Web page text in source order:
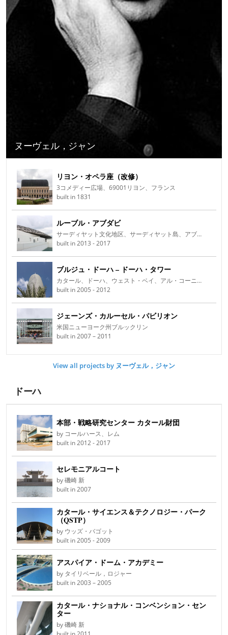
ヌーヴェル，ジャン
リヨン・オペラ座（改修）
3コメディー広場、69001リヨン、フランス
built in 1831
ルーブル・アブダビ
サーディヤット文化地区、サーディヤット島、アブダビ、アラブ首長国連邦
built in 2013 - 2017
ブルジュ・ドーハ – ドーハ・タワー
カタール、ドーハ、ウェスト・ベイ、アル・コーニッシュ通り1番地
built in 2005 - 2012
ジェーンズ・カルーセル・パビリオン
米国ニューヨーク州ブルックリン
built in 2007 – 2011
View all projects by ヌーヴェル，ジャン
ドーハ
本部・戦略研究センター カタール財団
by コールハース、レム
built in 2012 - 2017
セレモニアルコート
by 磯崎 新
built in 2007
カタール・サイエンス＆テクノロジー・パーク
（QSTP）
by ウッズ・バゴット
built in 2005 - 2009
アスパイア・ドーム・アカデミー
by タイリベール，ロジャー
built in 2003 – 2005
カタール・ナショナル・コンベンション・セン
ター
by 磯崎 新